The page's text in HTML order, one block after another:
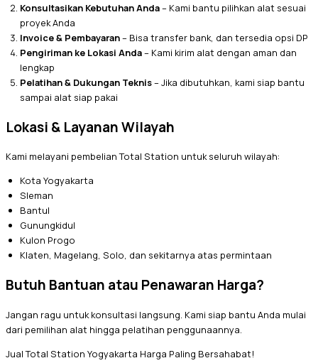
Konsultasikan Kebutuhan Anda– Kami bantu pilihkan alat sesuai
proyek Anda
Invoice & Pembayaran– Bisa transfer bank, dan tersedia opsi DP
Pengiriman ke Lokasi Anda– Kami kirim alat dengan aman dan
lengkap
Pelatihan & Dukungan Teknis– Jika dibutuhkan, kami siap bantu
sampai alat siap pakai
Lokasi & Layanan Wilayah
Kami melayani pembelian Total Station untuk seluruh wilayah:
Kota Yogyakarta
Sleman
Bantul
Gunungkidul
Kulon Progo
Klaten, Magelang, Solo, dan sekitarnya atas permintaan
Butuh Bantuan atau Penawaran Harga?
Jangan ragu untuk konsultasi langsung. Kami siap bantu Anda mulai
dari pemilihan alat hingga pelatihan penggunaannya.
Jual Total Station Yogyakarta Harga Paling Bersahabat!